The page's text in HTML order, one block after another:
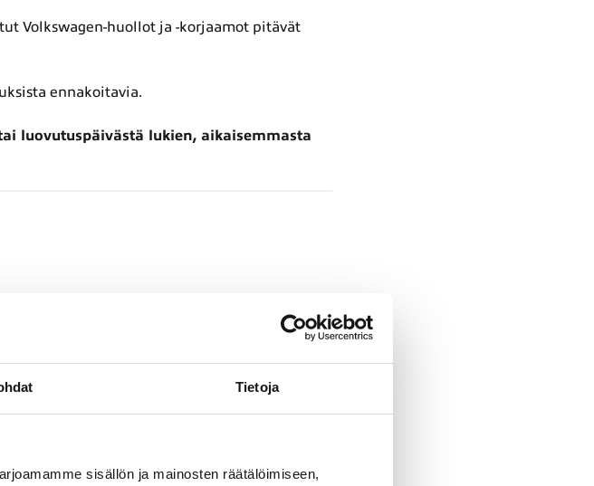
Tietoja
sisällön ja mainosten räätälöimiseen,
Volkswagen-huollot ja -korjaamot pitävät
ennakoitavia.
luovutuspäivästä lukien, aikaisemmasta
000 km